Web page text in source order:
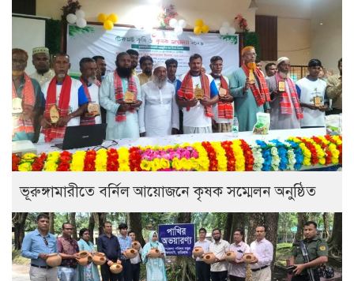
ভূরুঙ্গামারীতে বর্নিল আয়োজনে কৃষক সম্মেলন অনুষ্ঠিত